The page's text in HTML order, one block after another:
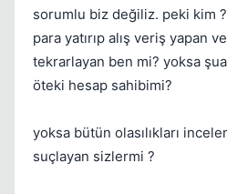
sorumlu biz değiliz. peki kim
para yatırıp alış veriş yapan
tekrarlayan ben mi? yoksa
öteki hesap sahibimi?
yoksa bütün olasılıkları
suçlayan sizlermi ?